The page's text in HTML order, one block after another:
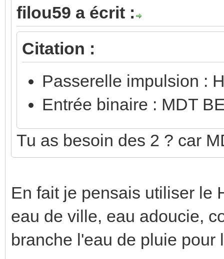
filou59 a écrit :
Citation :
Passerelle impulsion :
Entrée binaire : MDT
Tu as besoin des 2 ? car
En fait je pensais utiliser le
eau de ville, eau adoucie,
branche l'eau de pluie pour